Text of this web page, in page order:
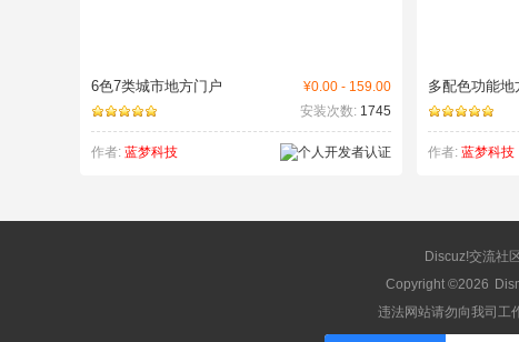
¥0.00 - 159.00
6色7类城市地方门户
安装次数: 1745
作者: 蓝梦科技
多配色功能地
作者: 蓝梦科技
Discuz!交流社区
Copyright ©2026
违法网站请勿向我司工